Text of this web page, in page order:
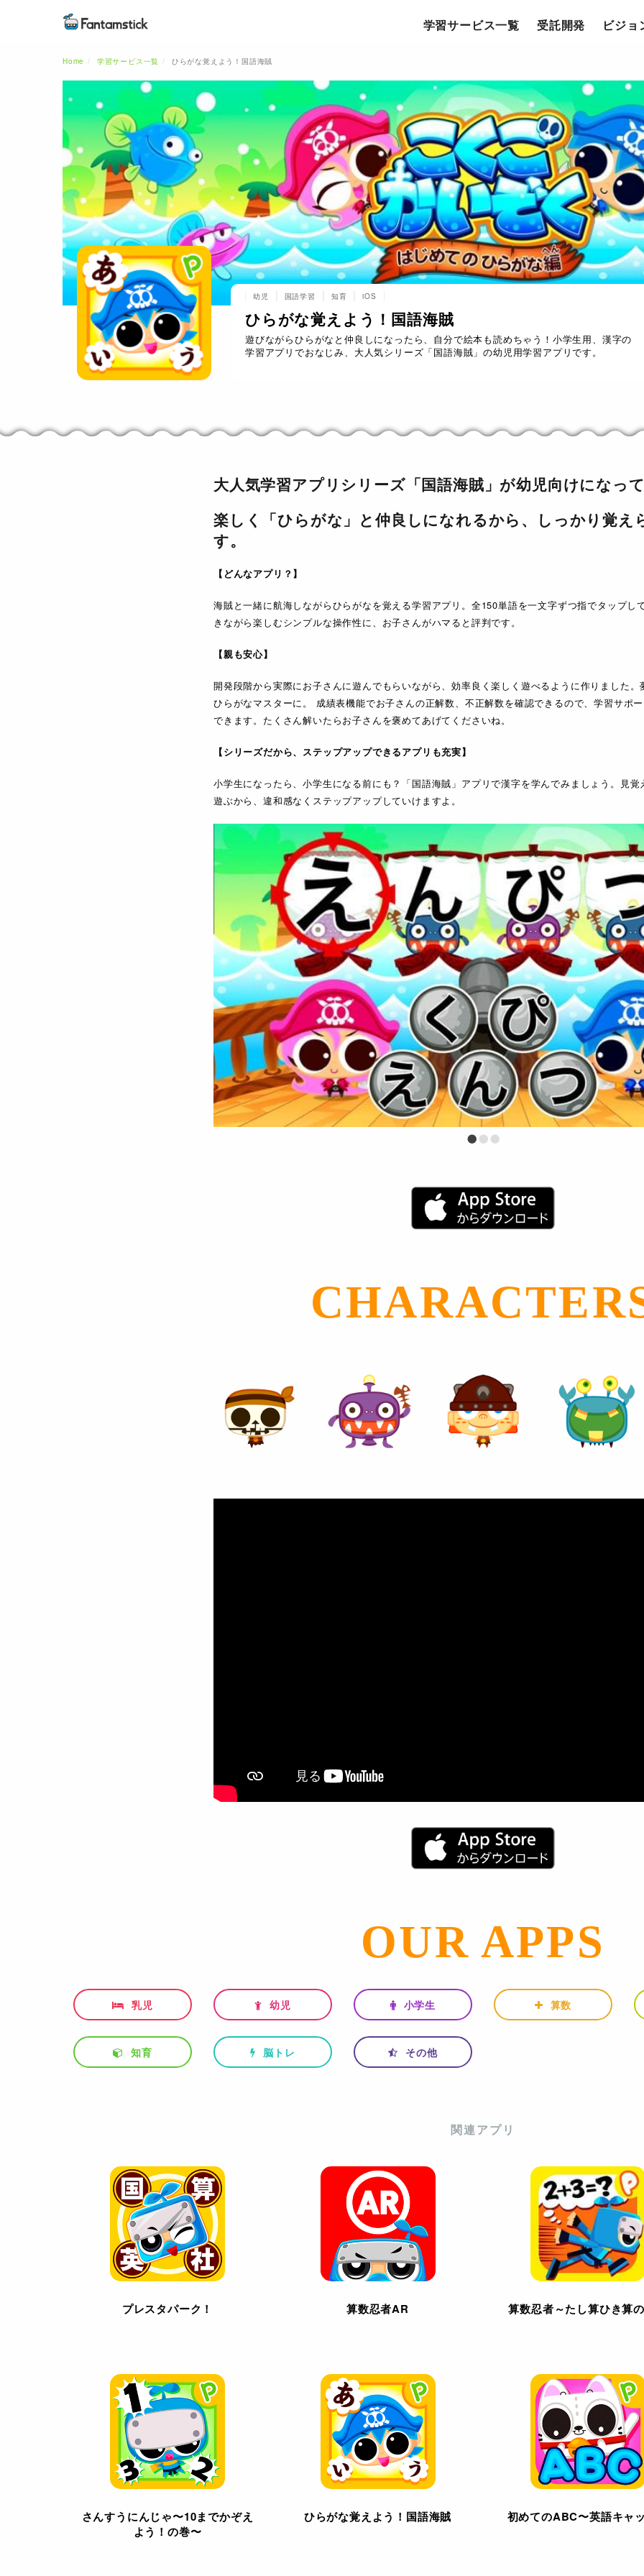
学習サービス一覧 受託開発 ビジョ
Home 学習サービス一覧 ひらがな覚えよう！国語海賊
幼児 国語学習 知育 iOS
ひらがな覚えよう！国語海賊
遊びながらひらがなと仲良しになったら、自分で絵本も読めちゃう！小学生用、漢字の
学習アプリでおなじみ、大人気シリーズ「国語海賊」の幼児用学習アプリです。
大人気学習アプリシリーズ「国語海賊」が幼児向けになっ
楽しく「ひらがな」と仲良しになれるから、しっかり覚え
す。
【どんなアプリ？】
海賊と一緒に航海しながらひらがなを覚える学習アプリ。全150単語を一文字ずつ指でタップし
きながら楽しむシンプルな操作性に、お子さんがハマると評判です。
【親も安心】
開発段階から実際にお子さんに遊んでもらいながら、効率良く楽しく遊べるように作りました
ひらがなマスターに。 成績表機能でお子さんの正解数、不正解数を確認できるので、学習サポ
できます。たくさん解いたらお子さんを褒めてあげてくださいね。
【シリーズだから、ステップアップできるアプリも充実】
小学生になったら、小学生になる前にも？「国語海賊」アプリで漢字を学んでみましょう。見
遊ぶから、違和感なくステップアップしていけますよ。
•••
OUR APPS
乳児 幼児 小学生 算数
知育 脳トレ その他
関連アプリ
プレスタパーク！ 算数忍者AR 算数忍者～たし算ひき算
さんすうにんじゃ〜10までかぞえ
よう！の巻〜
ひらがな覚えよう！国語海賊 初めてのABC〜英語キャ